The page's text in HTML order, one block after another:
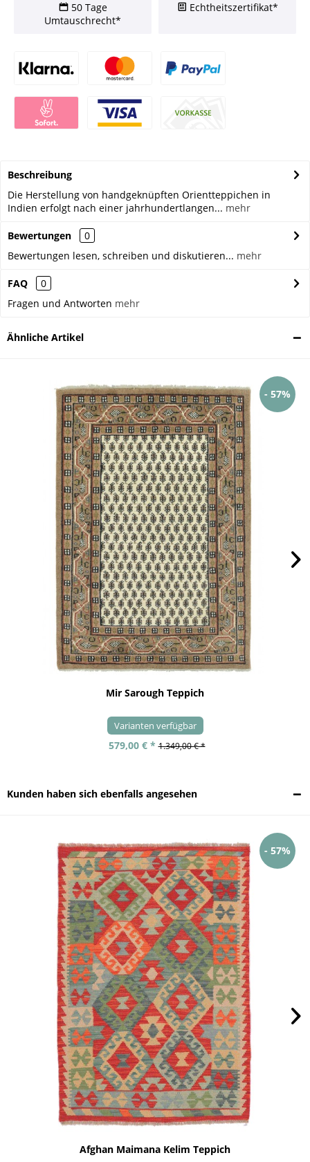
50 Tage
Umtauschrecht*
Echtheitszertifikat*
Beschreibung
Die Herstellung von handgeknüpften Orientteppichen in
Indien erfolgt nach einer jahrhundertlangen... mehr
Bewertungen
0
Bewertungen lesen, schreiben und diskutieren... mehr
FAQ
0
Fragen und Antworten mehr
Ähnliche Artikel
- 57%
Mir Sarough Teppich
Varianten verfügbar
579,00 € * 1.349,00 € *
Kunden haben sich ebenfalls angesehen
- 57%
Afghan Maimana Kelim Teppich